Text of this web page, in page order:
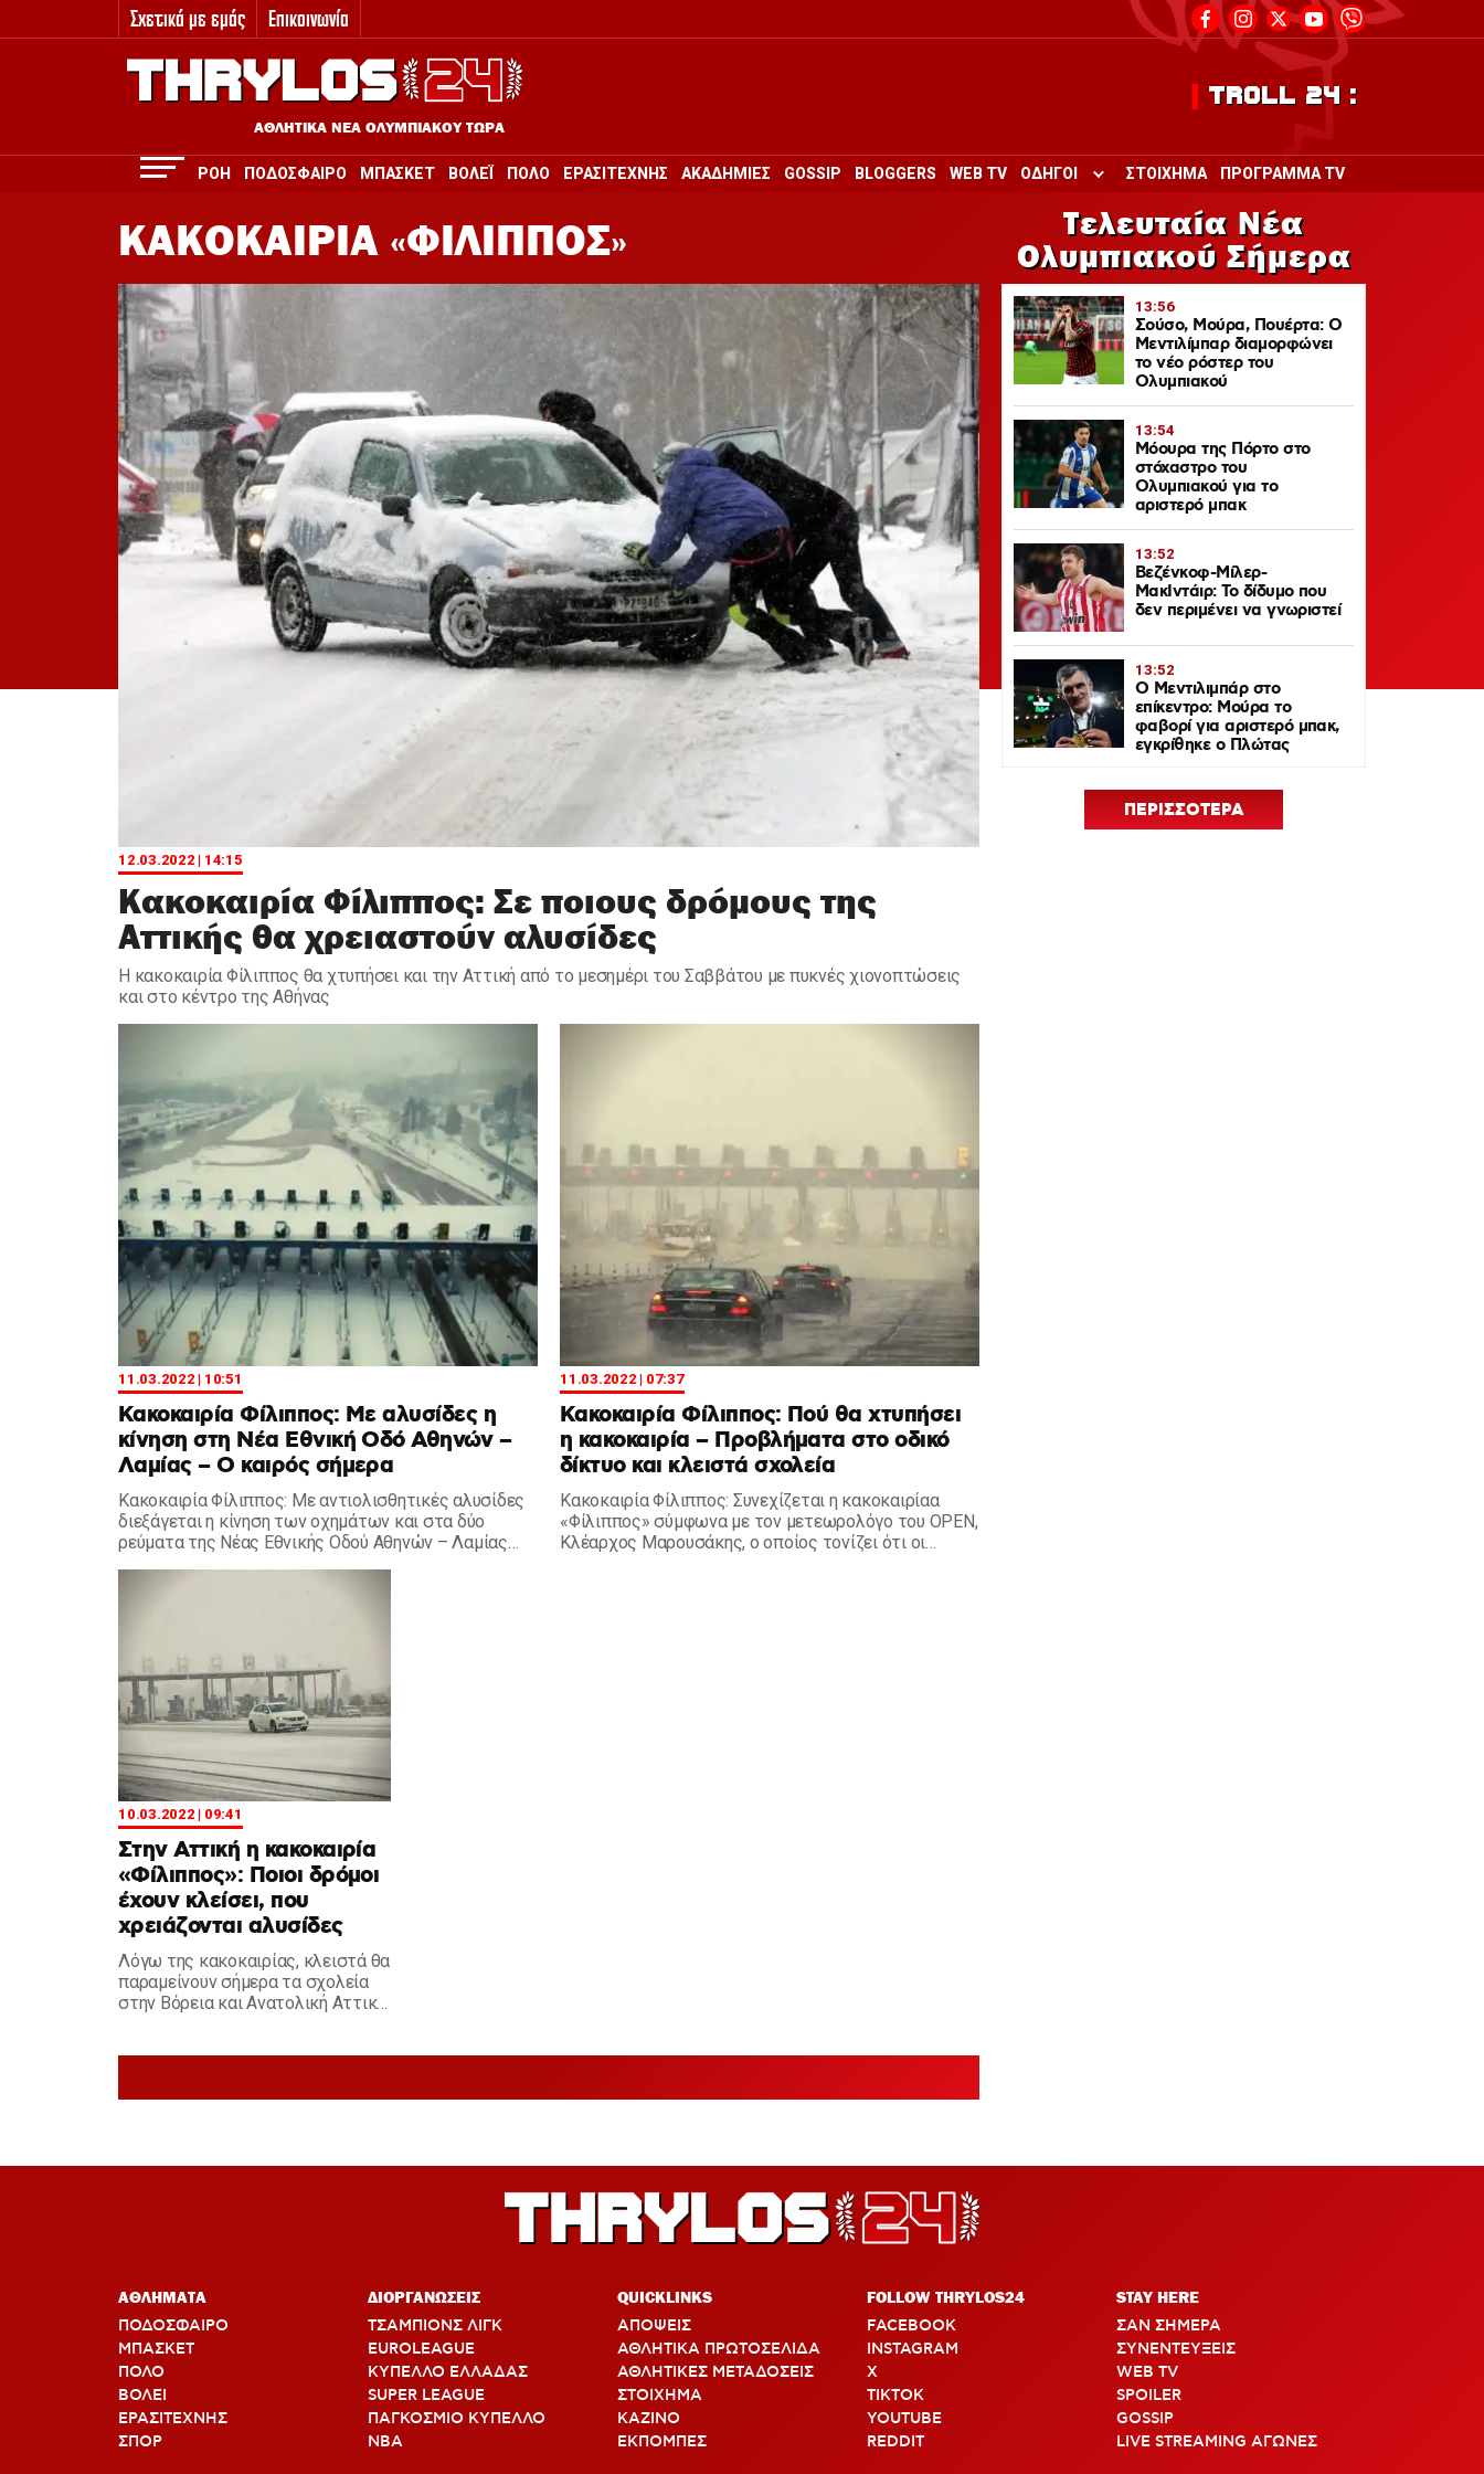
Σχετικά με εμάς Επικοινωνία
ΑΘΛΗΤΙΚΑ ΝΕΑ ΟΛΥΜΠΙΑΚΟΥ ΤΩΡΑ
TROLL 24 :
ΡΟΗ ΠΟΔΟΣΦΑΙΡΟ ΜΠΑΣΚΕΤ ΒΟΛΕΪ ΠΟΛΟ ΕΡΑΣΙΤΕΧΝΗΣ ΑΚΑΔΗΜΙΕΣ GOSSIP BLOGGERS WEB TV
ΟΔΗΓΟΙ
Toggle submenu for ΟΔΗΓΟΙ
ΣΤΟΙΧΗΜΑ ΠΡΟΓΡΑΜΜΑ TV
ΚΑΚΟΚΑΙΡΙΑ «ΦΙΛΙΠΠΟΣ»
12.03.2022 | 14:15
Κακοκαιρία Φίλιππος: Σε ποιους δρόμους της
Αττικής θα χρειαστούν αλυσίδες
Η κακοκαιρία Φίλιππος θα χτυπήσει και την Αττική από το μεσημέρι του Σαββάτου με πυκνές χιονοπτώσεις
και στο κέντρο της Αθήνας
11.03.2022 | 10:51
Κακοκαιρία Φίλιππος: Με αλυσίδες η
κίνηση στη Νέα Εθνική Οδό Αθηνών –
Λαμίας – Ο καιρός σήμερα
Κακοκαιρία Φίλιππος: Με αντιολισθητικές αλυσίδες
διεξάγεται η κίνηση των οχημάτων και στα δύο
ρεύματα της Νέας Εθνικής Οδού Αθηνών – Λαμίας
11.03.2022 | 07:37
Κακοκαιρία Φίλιππος: Πού θα χτυπήσει
η κακοκαιρία – Προβλήματα στο οδικό
δίκτυο και κλειστά σχολεία
Κακοκαιρία Φίλιππος: Συνεχίζεται η κακοκαιρίαα
«Φίλιππος» σύμφωνα με τον μετεωρολόγο του OPEN,
Κλέαρχος Μαρουσάκης, ο οποίος τονίζει ότι οι
10.03.2022 | 09:41
Στην Αττική η κακοκαιρία
«Φίλιππος»: Ποιοι δρόμοι
έχουν κλείσει, που
χρειάζονται αλυσίδες
Λόγω της κακοκαιρίας, κλειστά θα
παραμείνουν σήμερα τα σχολεία
στην Βόρεια και Ανατολική Αττική.
Τελευταία Νέα
Ολυμπιακού Σήμερα
13:56
Σούσο, Μούρα, Πουέρτα: Ο
Μεντιλίμπαρ διαμορφώνει
το νέο ρόστερ του
Ολυμπιακού
13:54
Μόουρα της Πόρτο στο
στόχαστρο του
Ολυμπιακού για το
αριστερό μπακ
13:52
Βεζένκοφ-Μίλερ-
ΜακΙντάιρ: Το δίδυμο που
δεν περιμένει να γνωριστεί
13:52
Ο Μεντιλιμπάρ στο
επίκεντρο: Μούρα το
φαβορί για αριστερό μπακ,
εγκρίθηκε ο Πλώτας
ΠΕΡΙΣΣΟΤΕΡΑ
ΑΘΛΗΜΑΤΑ
ΠΟΔΟΣΦΑΙΡΟ
ΜΠΑΣΚΕΤ
ΠΟΛΟ
ΒΟΛΕΙ
ΕΡΑΣΙΤΕΧΝΗΣ
ΣΠΟΡ
ΔΙΟΡΓΑΝΩΣΕΙΣ
ΤΣΑΜΠΙΟΝΣ ΛΙΓΚ
EUROLEAGUE
ΚΥΠΕΛΛΟ ΕΛΛΑΔΑΣ
SUPER LEAGUE
ΠΑΓΚΟΣΜΙΟ ΚΥΠΕΛΛΟ
ΝΒΑ
QUICKLINKS
ΑΠΟΨΕΙΣ
ΑΘΛΗΤΙΚΑ ΠΡΩΤΟΣΕΛΙΔΑ
ΑΘΛΗΤΙΚΕΣ ΜΕΤΑΔΟΣΕΙΣ
ΣΤΟΙΧΗΜΑ
ΚΑΖΙΝΟ
ΕΚΠΟΜΠΕΣ
FOLLOW THRYLOS24
FACEBOOK
INSTAGRAM
X
TIKTOK
YOUTUBE
REDDIT
STAY HERE
ΣΑΝ ΣΗΜΕΡΑ
ΣΥΝΕΝΤΕΥΞΕΙΣ
WEB TV
SPOILER
GOSSIP
LIVE STREAMING ΑΓΩΝΕΣ